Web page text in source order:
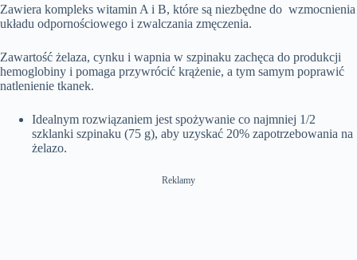
Zawiera kompleks witamin A i B, które są niezbędne do wzmocnienia
układu odpornościowego i zwalczania zmęczenia.
Zawartość żelaza, cynku i wapnia w szpinaku zachęca do produkcji
hemoglobiny i pomaga przywrócić krążenie, a tym samym poprawić
natlenienie tkanek.
Idealnym rozwiązaniem jest spożywanie co najmniej 1/2
szklanki szpinaku (75 g), aby uzyskać 20% zapotrzebowania na
żelazo.
Reklamy